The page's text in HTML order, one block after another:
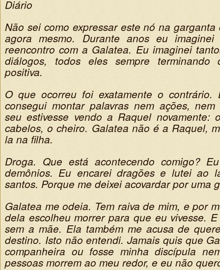
Diário
Não sei como expressar este nó na
agora mesmo. Durante anos eu
reencontro com a Galatea. Eu imaginei
diálogos, todos eles sempre
positiva.
O que ocorreu foi exatamente o contrário.
consegui montar palavras nem ações,
seu estivesse vendo a Raquel novamente:
cabelos, o cheiro. Galatea não é a Raquel,
la na filha.
Droga. Que está acontecendo comigo?
demônios. Eu encarei dragões e lutei ao
santos. Porque me deixei acovardar por uma
Galatea me odeia. Tem raiva de mim, e por
dela escolheu morrer para que eu vivesse.
sem a mãe. Ela também me acusa de
destino. Isto não entendi. Jamais quis que
companheira ou fosse minha discípula
pessoas morrem ao meu redor, e eu não